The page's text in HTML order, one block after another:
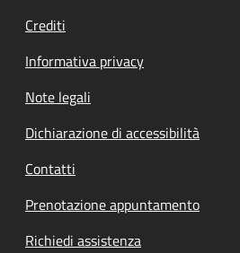
Crediti
Informativa privacy
Note legali
Dichiarazione di accessibilità
Contatti
Prenotazione appuntamento
Richiedi assistenza